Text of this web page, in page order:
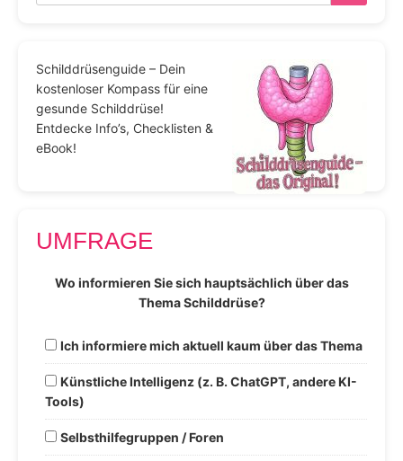
Schilddrüsenguide – Dein
kostenloser Kompass für eine
gesunde Schilddrüse!
Entdecke Info’s, Checklisten &
eBook!
UMFRAGE
Wo informieren Sie sich hauptsächlich über das
Thema Schilddrüse?
Ich informiere mich aktuell kaum über das Thema
Künstliche Intelligenz (z. B. ChatGPT, andere KI-
Tools)
Selbsthilfegruppen / Foren